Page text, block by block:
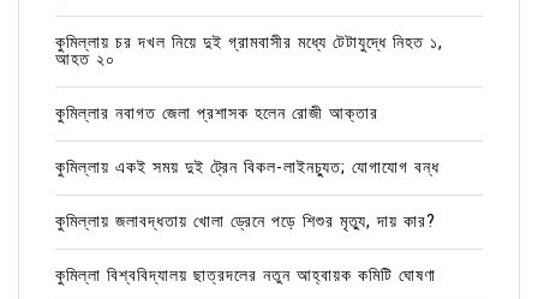
কুমিল্লায় চর দখল নিয়ে দুই গ্রামবাসীর মধ্যে টেটাযুদ্ধে নিহত ১,
আহত ২০
কুমিল্লার নবাগত জেলা প্রশাসক হলেন রোজী আক্তার
কুমিল্লায় একই সময় দুই ট্রেন বিকল-লাইনচ্যুত; যোগাযোগ বন্ধ
কুমিল্লায় জলাবদ্ধতায় খোলা ড্রেনে পড়ে শিশুর মৃত্যু, দায় কার?
কুমিল্লা বিশ্ববিদ্যালয় ছাত্রদলের নতুন আহ্বায়ক কমিটি ঘোষণা